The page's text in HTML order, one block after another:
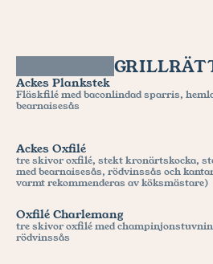
Ackes Plankstek
Fläskfilé med baconlindad sparris,
bearnaisesås
Ackes Oxfilé
tre skivor oxfilé, stekt kronärtskocka,
med bearnaisesås, rödvinssås och
varmt rekommenderas av köksmästare)
Oxfilé Charlemang
tre skivor oxfilé med
rödvinssås